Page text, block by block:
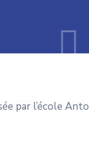
par l’école